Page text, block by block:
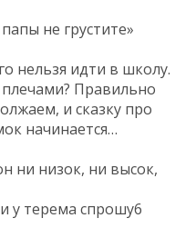
не грустите»
нельзя идти в школу.
Правильно
и сказку про
начинается…
ни низок, ни высок,
у терема спрошу6